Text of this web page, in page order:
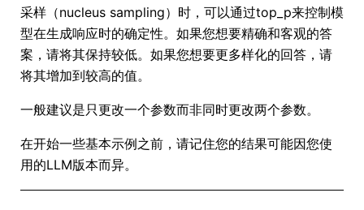
采样（nucleus sampling）时，可以通过top_p来控制模
型在生成响应时的确定性。如果您想要精确和客观的答
案，请将其保持较低。如果您想要更多样化的回答，请
将其增加到较高的值。
一般建议是只更改一个参数而非同时更改两个参数。
在开始一些基本示例之前，请记住您的结果可能因您使
用的LLM版本而异。